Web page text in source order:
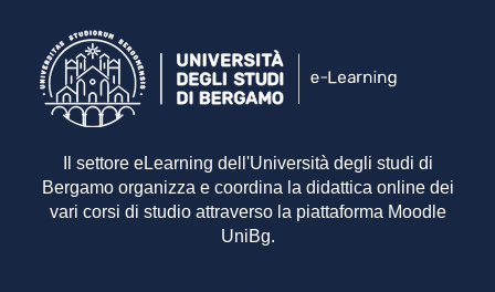
Il settore eLearning dell'Università degli studi di
Bergamo organizza e coordina la didattica online dei
vari corsi di studio attraverso la piattaforma Moodle
UniBg.